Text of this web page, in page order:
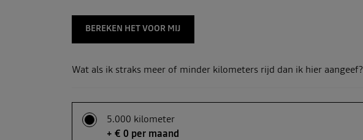
BEREKEN HET VOOR MIJ
Wat als ik straks meer of minder kilometers rijd dan ik hier aangeef?
5.000 kilometer
+ € 0 per maand